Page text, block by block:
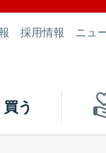
採用情報 ニュ
買う